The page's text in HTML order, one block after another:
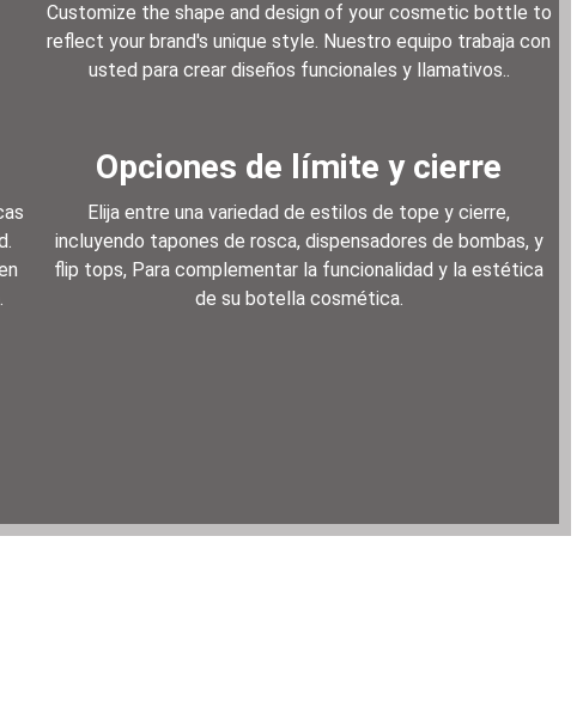
Customize the shape and design of your cosmetic bottle to
reflect your brand's unique style. Nuestro equipo trabaja con
usted para crear diseños funcionales y llamativos..
Opciones de límite y cierre
Elija entre una variedad de estilos de tope y cierre,
incluyendo tapones de rosca, dispensadores de bombas, y
flip tops, Para complementar la funcionalidad y la estética
de su botella cosmética.